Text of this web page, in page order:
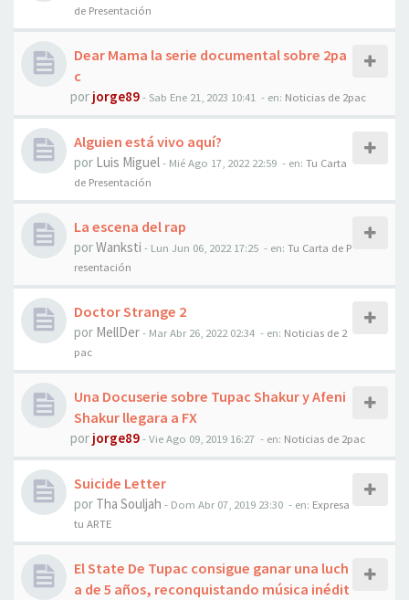
de Presentación
Dear Mama la serie documental sobre 2pa
c
por jorge89- Sab Ene 21, 2023 10:41 - en: Noticias de 2pac
Alguien está vivo aquí?
por Luis Miguel- Mié Ago 17, 2022 22:59 - en: Tu Carta
de Presentación
La escena del rap
porWanksti - Lun Jun 06, 2022 17:25 - en: Tu Carta de P
resentación
Doctor Strange 2
por MellDer- Mar Abr 26, 2022 02:34 - en: Noticias de 2
pac
Una Docuserie sobre Tupac Shakur y Afeni
Shakur llegara a FX
por jorge89-Vie Ago 09, 2019 16:27 - en: Noticias de 2pac
Suicide Letter
por Tha Souljah - Dom Abr 07, 2019 23:30 - en: Expresa
tu ARTE
El State De Tupac consigue ganar una luch
a de 5 años, reconquistando música inédit